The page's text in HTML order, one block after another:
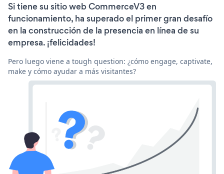
Si tiene su sitio web CommerceV3 en
funcionamiento, ha superado el primer gran desafío
en la construcción de la presencia en línea de su
empresa. ¡felicidades!
Pero luego viene a tough question: ¿cómo engage, captivate,
make y cómo ayudar a más visitantes?